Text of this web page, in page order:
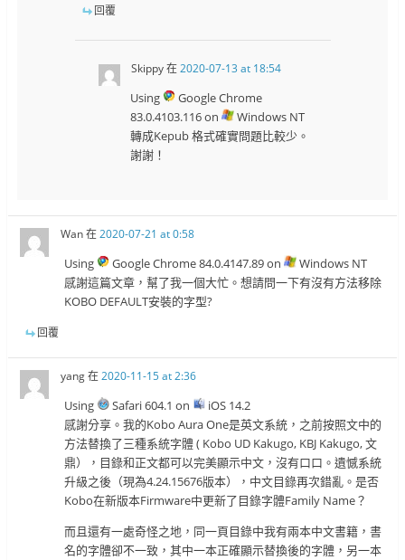
回覆
Skippy在2020-07-13 at 18:54
Using
Google Chrome
83.0.4103.116 on
Windows NT
轉成Kepub 格式確實問題比較少。
謝謝！
Wan在2020-07-21 at 0:58
Using Google Chrome 84.0.4147.89 on
Windows NT
感謝這篇文章，幫了我一個大忙。想請問一下有沒有方法移除
KOBO DEFAULT安裝的字型?
回覆
yang在2020-11-15 at 2:36
Using Safari 604.1 on
iOS 14.2
感謝分享。我的Kobo Aura One是英文系統，之前按照文中的
方法替換了三種系統字體 ( Kobo UD Kakugo, KBJ Kakugo, 文
鼎），目錄和正文都可以完美顯示中文，沒有口口。遺憾系統
升級之後（現為4.24.15676版本），中文目錄再次錯亂。是否
Kobo在新版本Firmware中更新了目錄字體Family Name？
而且還有一處奇怪之地，同一頁目錄中我有兩本中文書籍，書
名的字體卻不一致，其中一本正確顯示替換後的字體，另一本